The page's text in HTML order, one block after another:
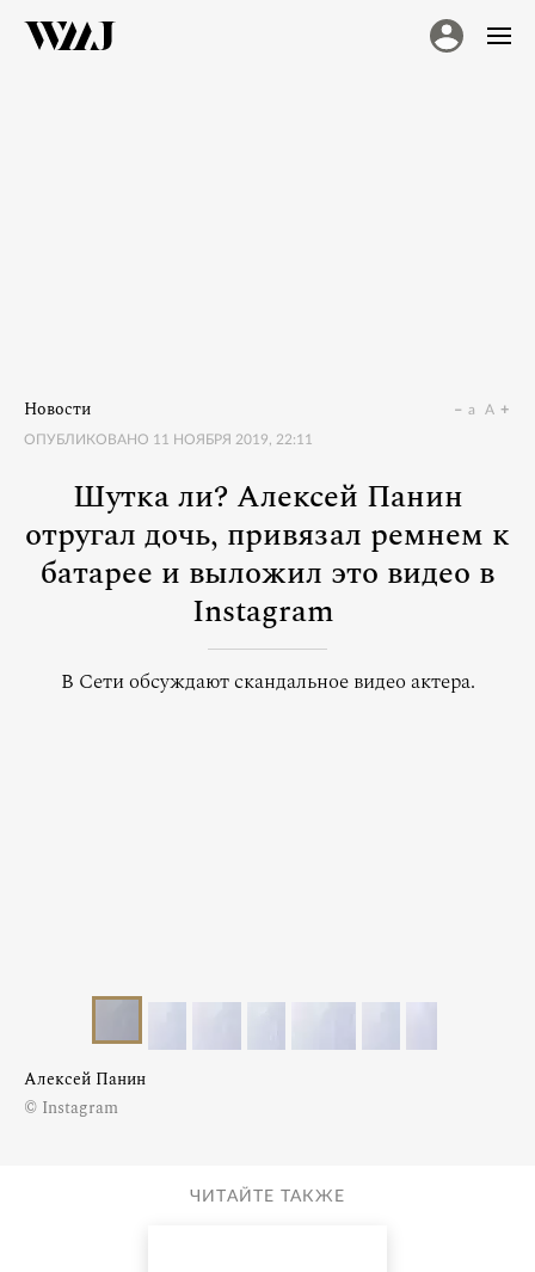
Новости
ОПУБЛИКОВАНО 11 НОЯБРЯ 2019, 22:11
a A
Шутка ли? Алексей Панин
отругал дочь, привязал ремнем к
батарее и выложил это видео в
Instagram
В Сети обсуждают скандальное видео актера.
Алексей Панин
© Instagram
ЧИТАЙТЕ ТАКЖЕ